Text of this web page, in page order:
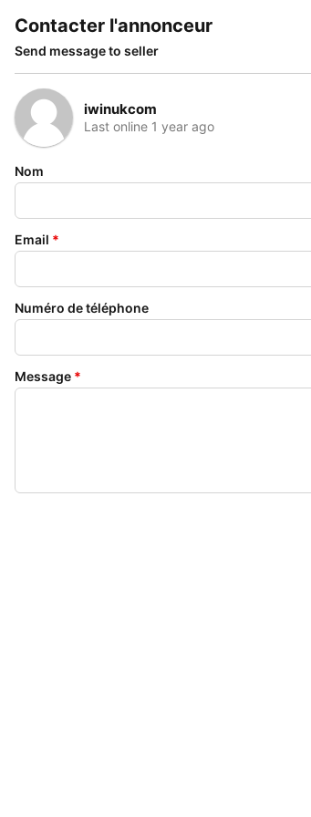
Contacter l'annonceur
Send message to seller
iwinukcom
Last online 1 year ago
Nom
Email *
Numéro de téléphone
Message *